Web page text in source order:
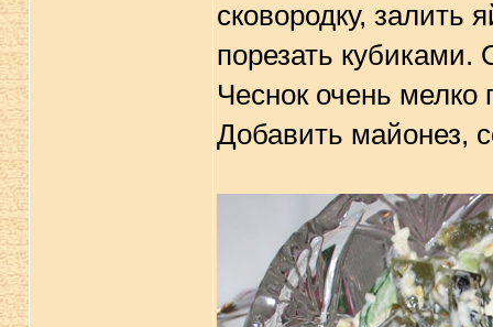
сковородку, залить
порезать кубиками.
Чеснок очень мелко
Добавить майонез,